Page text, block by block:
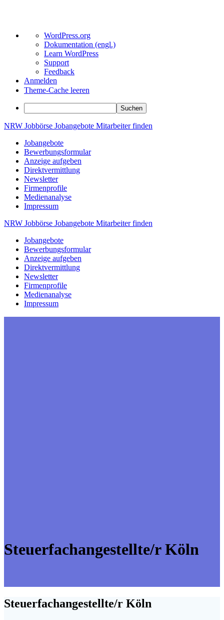
Über
WordPress
WordPress.org
Dokumentation (engl.)
Learn WordPress
Support
Feedback
Anmelden
Theme-Cache leeren
Suchen
Zum
springen
NRW Jobbörse Jobangebote Mitarbeiterfinden
Jobangebote
Bewerbungsformular
Anzeige aufgeben
Direktvermittlung
Newsletter
Firmenprofile
Medienanalyse
Impressum
NRW Jobbörse Jobangebote Mitarbeiterfinden
Jobangebote
Bewerbungsformular
Anzeige aufgeben
Direktvermittlung
Newsletter
Firmenprofile
Medienanalyse
Impressum
Steuerfachangestellte/r Köln
Steuerfachangestellte/r Köln